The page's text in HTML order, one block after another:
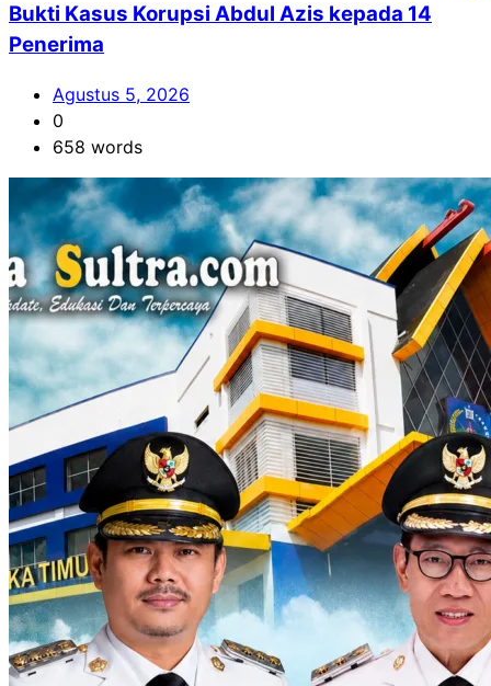
Bukti Kasus Korupsi Abdul Azis kepada 14
Penerima
Agustus 5, 2026
0
658 words